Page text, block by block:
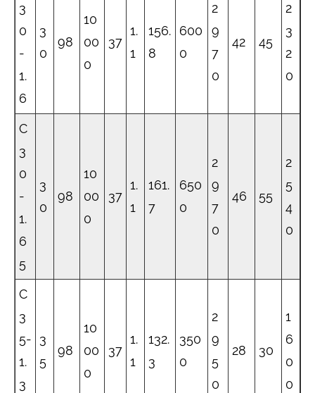
3
0
-
1.
6
3
0
98
10
00
0
37
1.
1
156.
8
600
0
2
9
7
0
42 45
2
3
2
0
C
3
0
-
1.
6
5
3
0
98
10
00
0
37
1.
1
161.
7
650
0
2
9
7
0
46 55
2
5
4
0
C
3
5-
1.
3
3
5
98
10
00
0
37
1.
1
132.
3
350
0
2
9
5
0
28 30
1
6
0
0